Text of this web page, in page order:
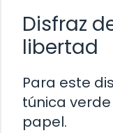
Disfraz
libertad
Para este
túnica
papel.